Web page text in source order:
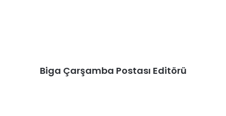
Biga Çarşamba Postası Editörü